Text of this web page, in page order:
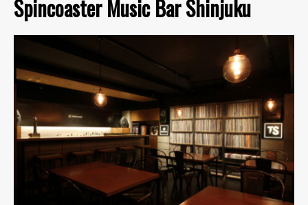
Spincoaster Music Bar Shinjuku